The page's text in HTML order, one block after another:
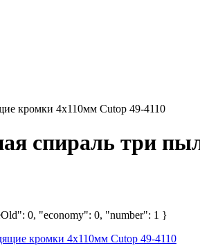
кромки 4х110мм Cutop 49-4110
спираль три
0, "economy": 0, "number": 1 }